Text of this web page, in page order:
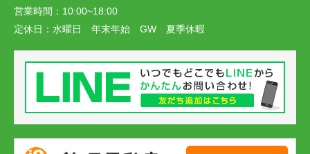
営業時間： 10:00~18:00
定休日： 水曜日 年末年始 GW 夏季休暇